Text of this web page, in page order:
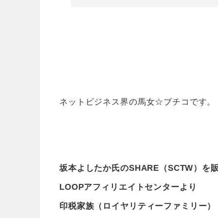
ネットビジネス界の馬女☆ブチコです。
坂本よしたか氏のSHARE（SCTW）を
LOOPアフィリエイトセンターより
印税家族（ロイヤリティーファミリー）